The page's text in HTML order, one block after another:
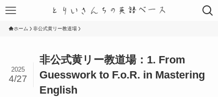
ホーム 非公式黄リー教道場
非公式黄リー教道場：1. From
Guesswork to F.o.R. in Mastering
English
2025
4/27